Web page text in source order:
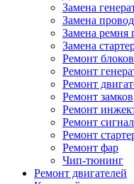
Замена
Замена
Замена ремня
Замена
Ремонт
Ремонт
Ремонт
Ремонт замков
Ремонт
Ремонт
Ремонт
Ремонт фар
Чип-тюнинг
Ремонт двигателей